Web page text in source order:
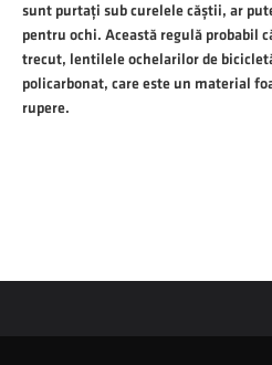
sunt purtați sub curelele căștii, ar
pentru ochi. Această regulă probabil
trecut, lentilele ochelarilor de
policarbonat, care este un material
rupere.